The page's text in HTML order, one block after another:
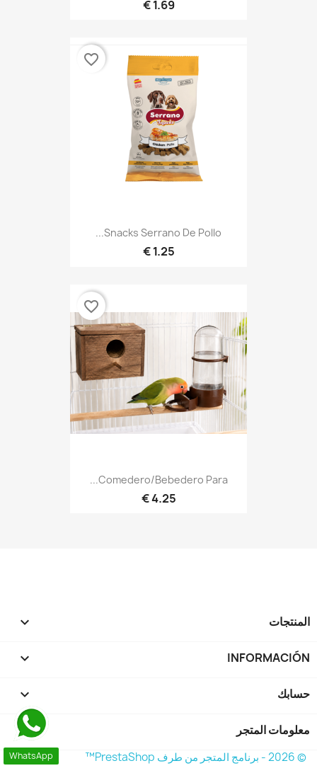
1.69 €
Snacks Serrano De Pollo...
1.25 €
favorite_border
Comedero/Bebedero Para...
4.25 €
favorite_border
المنتجات 
INFORMACIÓN

حسابك 
معلومات المتجر keyboard_arrow_down
WhatsApp © 2026 - برنامج المتجر من طرف PrestaShop™